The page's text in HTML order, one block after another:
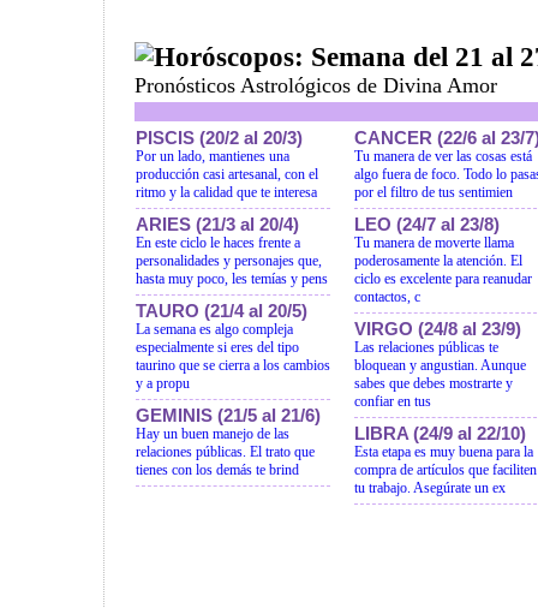
Horóscopos: Semana del 21 al
Pronósticos Astrológicos de Divina Amor
PISCIS (20/2 al 20/3)
Por un lado, mantienes una
producción casi artesanal, con el
ritmo y la calidad que te interesa
ARIES (21/3 al 20/4)
En este ciclo le haces frente a
personalidades y personajes que,
hasta muy poco, les temías y pens
TAURO (21/4 al 20/5)
La semana es algo compleja
especialmente si eres del tipo
taurino que se cierra a los cambios
y a propu
GEMINIS (21/5 al 21/6)
Hay un buen manejo de las
relaciones públicas. El trato que
tienes con los demás te brind
CANCER (22/6 al 23/
Tu manera de ver las cosas está
algo fuera de foco. Todo lo
por el filtro de tus sentimien
LEO (24/7 al 23/8)
Tu manera de moverte llama
poderosamente la atención. El
ciclo es excelente para reanudar
contactos, c
VIRGO (24/8 al 23/9)
Las relaciones públicas te
bloquean y angustian. Aunque
sabes que debes mostrarte y
confiar en tus
LIBRA (24/9 al 22/10)
Esta etapa es muy buena para la
compra de artículos que faciliten
tu trabajo. Asegúrate un ex